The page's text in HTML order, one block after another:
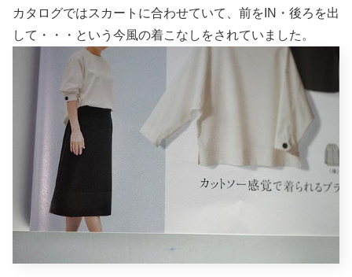
カタログではスカートに合わせていて、前をIN・後ろを出
して・・・という今風の着こなしをされていました。